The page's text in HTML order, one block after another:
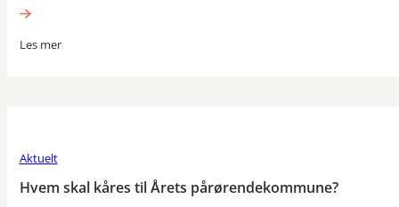
Les mer
Aktuelt
Hvem skal kåres til Årets pårørendekommune?